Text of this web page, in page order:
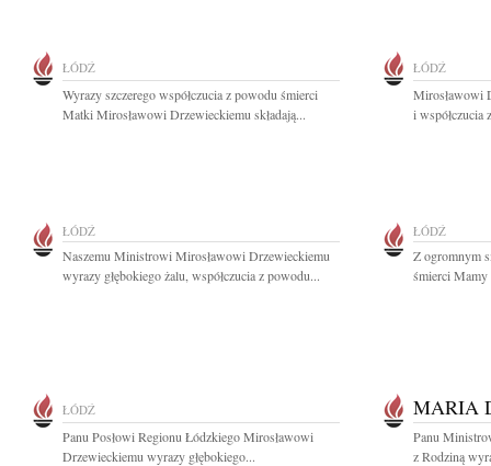
ŁÓDŹ
Wyrazy szczerego współczucia z powodu śmierci
Matki Mirosławowi Drzewieckiemu składają...
ŁÓDŹ
Mirosławowi
i współczucia
ŁÓDŹ
Naszemu Ministrowi Mirosławowi Drzewieckiemu
wyrazy głębokiego żalu, współczucia z powodu...
ŁÓDŹ
Z ogromnym
śmierci Mamy
ŁÓDŹ
Panu Posłowi Regionu Łódzkiego Mirosławowi
Drzewieckiemu wyrazy głębokiego...
MARIA
Panu
z Rodziną